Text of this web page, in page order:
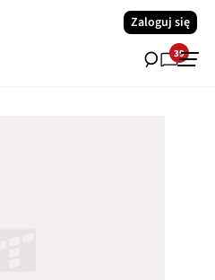
Zaloguj się
39